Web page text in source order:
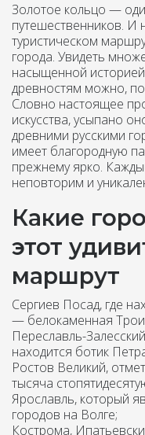
Золотое кольцо —
путешественников. И
туристическом
города. Увидеть
насыщенной
древностям можно,
Словно настоящее
искусства, усыпано
древними русскими
имеет благородную
прежнему ярко.
неповторим и
Какие
этот
маршрут
Сергиев Посад, где
— белокаменная
Переславль-
находится ботик
Ростов Великий,
тысяча
Ярославль, который
городов на Волге;
Кострома,